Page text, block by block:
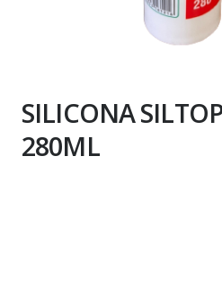
SILICONA
280ML